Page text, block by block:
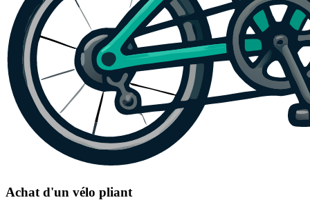
Achat d'un vélo pliant